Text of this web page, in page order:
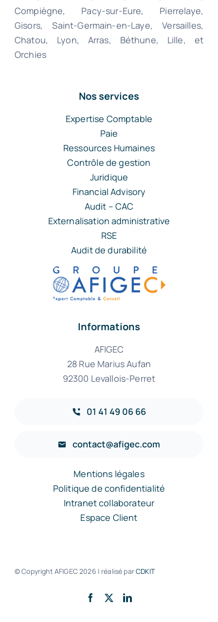
Compiègne, Pacy-sur-Eure, Pierrelaye,
Gisors, Saint-Germain-en-Laye, Versailles,
Chatou, Lyon, Arras, Béthune, Lille, et
Orchies
Nos services
Expertise Comptable
Paie
Ressources Humaines
Contrôle de gestion
Juridique
Financial Advisory
Audit – CAC
Externalisation administrative
RSE
Audit de durabilité
Informations
AFIGEC
28 Rue Marius Aufan
92300 Levallois-Perret
01 41 49 06 66
contact@afigec.com
Mentions légales
Politique de confidentialité
Intranet collaborateur
Espace Client
© Copyright AFIGEC2026 | réalisé parCDKIT